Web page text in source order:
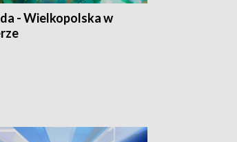
- Wielkopolska w